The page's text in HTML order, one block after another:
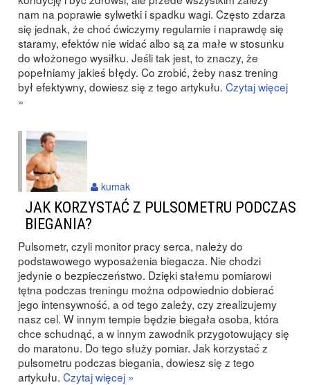
nam na poprawie sylwetki i spadku wagi. Często zdarza
się jednak, że choć ćwiczymy regularnie i naprawdę się
staramy, efektów nie widać albo są za małe w stosunku
do włożonego wysiłku. Jeśli tak jest, to znaczy, że
popełniamy jakieś błędy. Co zrobić, żeby nasz trening
był efektywny, dowiesz się z tego artykułu. Czytaj więcej
»
JAK KORZYSTAĆ Z PULSOMETRU PODCZAS
BIEGANIA?
Pulsometr, czyli monitor pracy serca, należy do
podstawowego wyposażenia biegacza. Nie chodzi
jedynie o bezpieczeństwo. Dzięki stałemu pomiarowi
tętna podczas treningu można odpowiednio dobierać
jego intensywność, a od tego zależy, czy zrealizujemy
nasz cel. W innym tempie będzie biegała osoba, która
chce schudnąć, a w innym zawodnik przygotowujący się
do maratonu. Do tego służy pomiar. Jak korzystać z
pulsometru podczas biegania, dowiesz się z tego
artykułu. Czytaj więcej »
kumak